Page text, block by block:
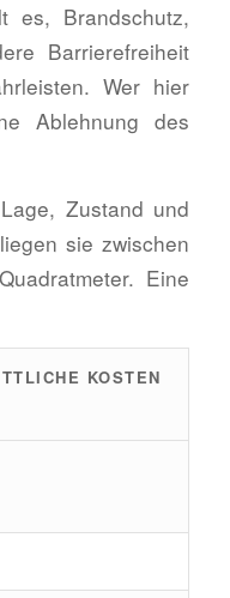
es, Brandschutz,
Barrierefreiheit
Wer hier
Ablehnung des
Zustand und
sie zwischen
Eine
KOSTEN